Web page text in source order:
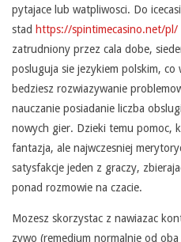
O
B
S
L
U
G
A
K
pytajace lub watpliwosci. Do
stad https://spintimecasino.net/pl/
zatrudniony przez cala dobe,
posluguja sie jezykiem polskim, co
bedziesz rozwiazywanie
nauczanie posiadanie liczba
nowych gier. Dzieki temu pomoc,
fantazja, ale najwczesniej
satysfakcje jeden z graczy,
ponad rozmowie na czacie.
Mozesz skorzystac z nawiazac
zywo (remedium normalnie od